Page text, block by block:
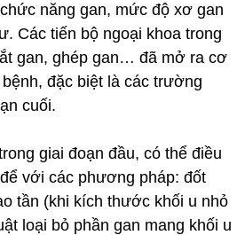
năng gan, mức độ xơ gan
Các tiến bộ ngoại khoa trong
gan, ghép gan… đã mở ra cơ
đặc biệt là các trường
cuối.
giai đoạn đầu, có thể điều
với các phương pháp: đốt
tần (khi kích thước khối u nhỏ
loại bỏ phần gan mang khối u